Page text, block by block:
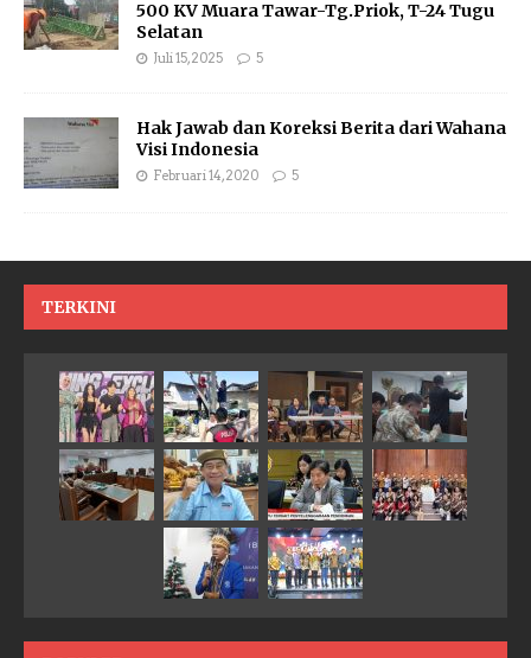
500 KV Muara Tawar-Tg.Priok, T-24 Tugu
Selatan
Juli 15, 2025 5
Hak Jawab dan Koreksi Berita dari Wahana
Visi Indonesia
Februari 14, 2020 5
TERKINI